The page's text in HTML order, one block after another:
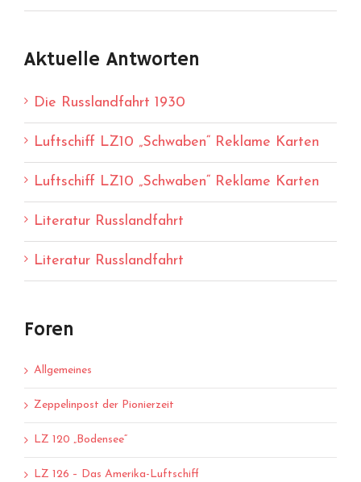
Aktuelle Antworten
Die Russlandfahrt 1930
Luftschiff LZ10 „Schwaben“ Reklame Karten
Luftschiff LZ10 „Schwaben“ Reklame Karten
Literatur Russlandfahrt
Literatur Russlandfahrt
Foren
Allgemeines
Zeppelinpost der Pionierzeit
LZ 120 „Bodensee“
LZ 126 – Das Amerika-Luftschiff